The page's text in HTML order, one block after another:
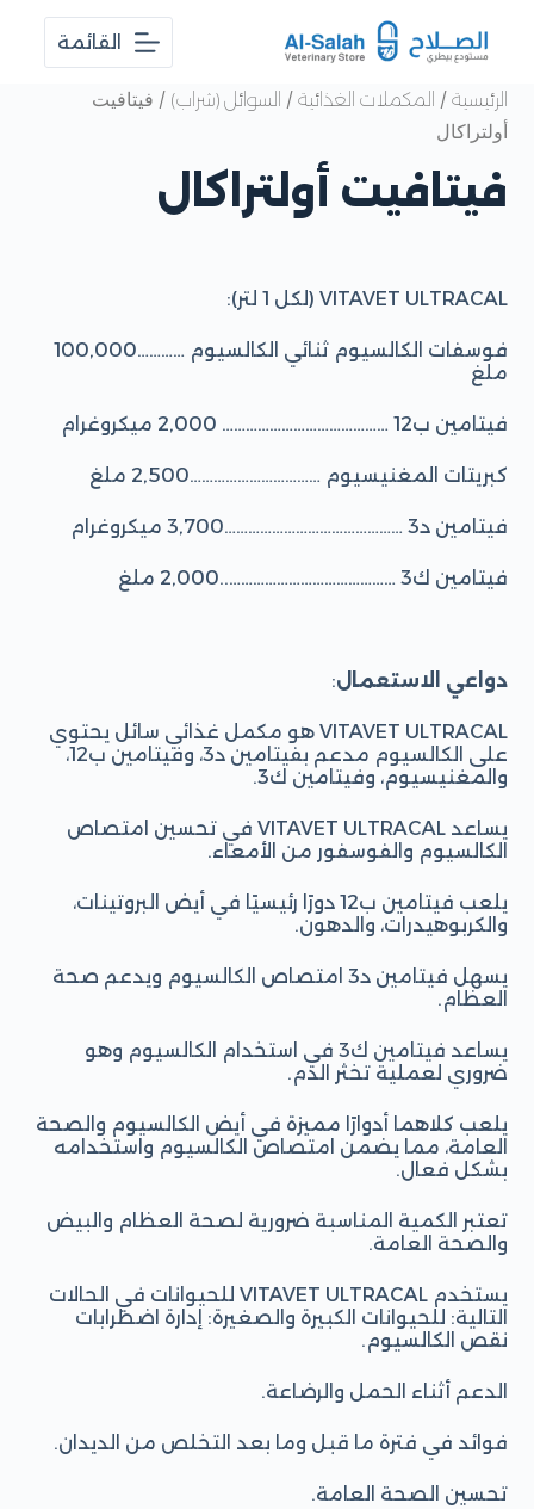
القائمة
الرئيسية / المكملات الغذائية / السوائل (شراب) / فيتافيت
أولتراكال
فيتافيت أولتراكال
VITAVET ULTRACAL (لكل 1 لتر):
فوسفات الكالسيوم ثنائي الكالسيوم …………100,000
ملغ
فيتامين ب12 …………………………………… 2,000 ميكروغرام
كبريتات المغنيسيوم ……………………………2,500 ملغ
فيتامين د3 ………………………………………3,700 ميكروغرام
فيتامين ك3 ……………………………………..2,000 ملغ
دواعي الاستعمال:
VITAVET ULTRACAL هو مكمل غذائي سائل يحتوي
على الكالسيوم مدعم بفيتامين د3، وفيتامين ب12،
والمغنيسيوم، وفيتامين ك3.
يساعد VITAVET ULTRACAL في تحسين امتصاص
الكالسيوم والفوسفور من الأمعاء.
يلعب فيتامين ب12 دورًا رئيسيًا في أيض البروتينات،
والكربوهيدرات، والدهون.
يسهل فيتامين د3 امتصاص الكالسيوم ويدعم صحة
العظام.
يساعد فيتامين ك3 في استخدام الكالسيوم وهو
ضروري لعملية تخثر الدم.
يلعب كلاهما أدوارًا مميزة في أيض الكالسيوم والصحة
العامة، مما يضمن امتصاص الكالسيوم واستخدامه
بشكل فعال.
تعتبر الكمية المناسبة ضرورية لصحة العظام والبيض
والصحة العامة.
يستخدم VITAVET ULTRACAL للحيوانات في الحالات
التالية: للحيوانات الكبيرة والصغيرة: إدارة اضطرابات
نقص الكالسيوم.
الدعم أثناء الحمل والرضاعة.
فوائد في فترة ما قبل وما بعد التخلص من الديدان.
تحسين الصحة العامة.